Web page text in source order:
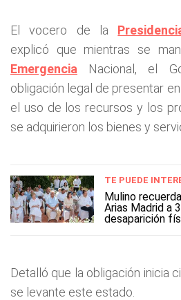
El vocero de la
explicó que mientras se
Emergencia Nacional, el
obligación legal de presentar
el uso de los recursos y los
se adquirieron los bienes y
TE PUEDE
Mulino
Arias Madrid a
desaparición
Detalló que la obligación inicia
se levante este estado.